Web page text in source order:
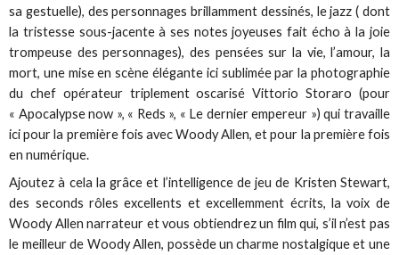
sa gestuelle), des personnages brillamment dessinés, le jazz ( dont
la tristesse sous-jacente à ses notes joyeuses fait écho à la joie
trompeuse des personnages), des pensées sur la vie, l’amour, la
mort, une mise en scène élégante ici sublimée par la photographie
du chef opérateur triplement oscarisé Vittorio Storaro (pour
« Apocalypse now », « Reds », « Le dernier empereur ») qui travaille
ici pour la première fois avec Woody Allen, et pour la première fois
en numérique.
Ajoutez à cela la grâce et l’intelligence de jeu de Kristen Stewart,
des seconds rôles excellents et excellemment écrits, la voix de
Woody Allen narrateur et vous obtiendrez un film qui, s’il n’est pas
le meilleur de Woody Allen, possède un charme nostalgique et une